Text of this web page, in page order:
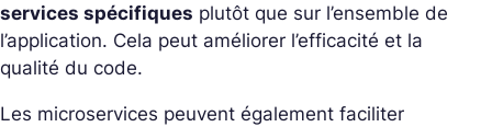
services spécifiques plutôt que sur l’ensemble de
l’application. Cela peut améliorer l’efficacité et la
qualité du code.
Les microservices peuvent également faciliter